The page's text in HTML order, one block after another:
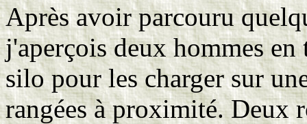
Après avoir parcouru
j'aperçois deux hommes
silo pour les charger sur
rangées à proximité. Deux